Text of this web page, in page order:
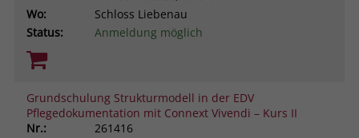
Wo:
Schloss Liebenau
Status:
Anmeldung möglich
Grundschulung Strukturmodell in der EDV
Pflegedokumentation mit Connext Vivendi – Kurs II
Nr.:
261416